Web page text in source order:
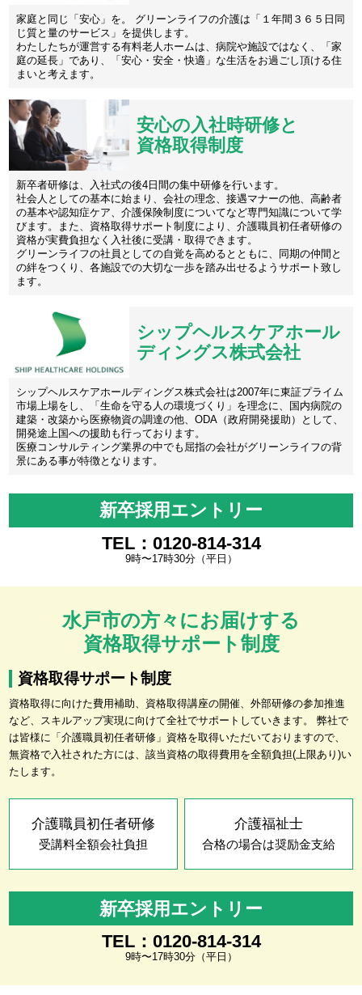
家庭と同じ「安心」を。 グリーンライフの介護は「１年間３６５日同
じ質と量のサービス」を提供します。
わたしたちが運営する有料老人ホームは、病院や施設ではなく、「家
庭の延長」であり、「安心・安全・快適」な生活をお過ごし頂ける住
まいと考えます。
安心の入社時研修と
資格取得制度
新卒者研修は、入社式の後4日間の集中研修を行います。
社会人としての基本に始まり、会社の理念、接遇マナーの他、高齢者
の基本や認知症ケア、介護保険制度についてなど専門知識について学
びます。また、資格取得サポート制度により、介護職員初任者研修の
資格が実費負担なく入社後に受講・取得できます。
グリーンライフの社員としての自覚を高めるとともに、同期の仲間と
の絆をつくり、各施設での大切な一歩を踏み出せるようサポート致し
ます。
シップヘルスケアホール
ディングス株式会社
シップヘルスケアホールディングス株式会社は2007年に東証プライム
市場上場をし、「生命を守る人の環境づくり」を理念に、国内病院の
建築・改築から医療物資の調達の他、ODA（政府開発援助）として、
開発途上国への援助も行っております。
医療コンサルティング業界の中でも屈指の会社がグリーンライフの背
景にある事が特徴となります。
新卒採用エントリー
TEL：0120-814-314
9時〜17時30分（平日）
水戸市の方々にお届けする
資格取得サポート制度
資格取得サポート制度
資格取得に向けた費用補助、資格取得講座の開催、外部研修の参加推進
など、スキルアップ実現に向けて全社でサポートしていきます。 弊社で
は皆様に「介護職員初任者研修」資格を取得いただいておりますので、
無資格で入社された方には、該当資格の取得費用を全額負担(上限あり)い
たします。
介護職員初任者研修
受講料全額会社負担
介護福祉士
合格の場合は奨励金支給
新卒採用エントリー
TEL：0120-814-314
9時〜17時30分（平日）